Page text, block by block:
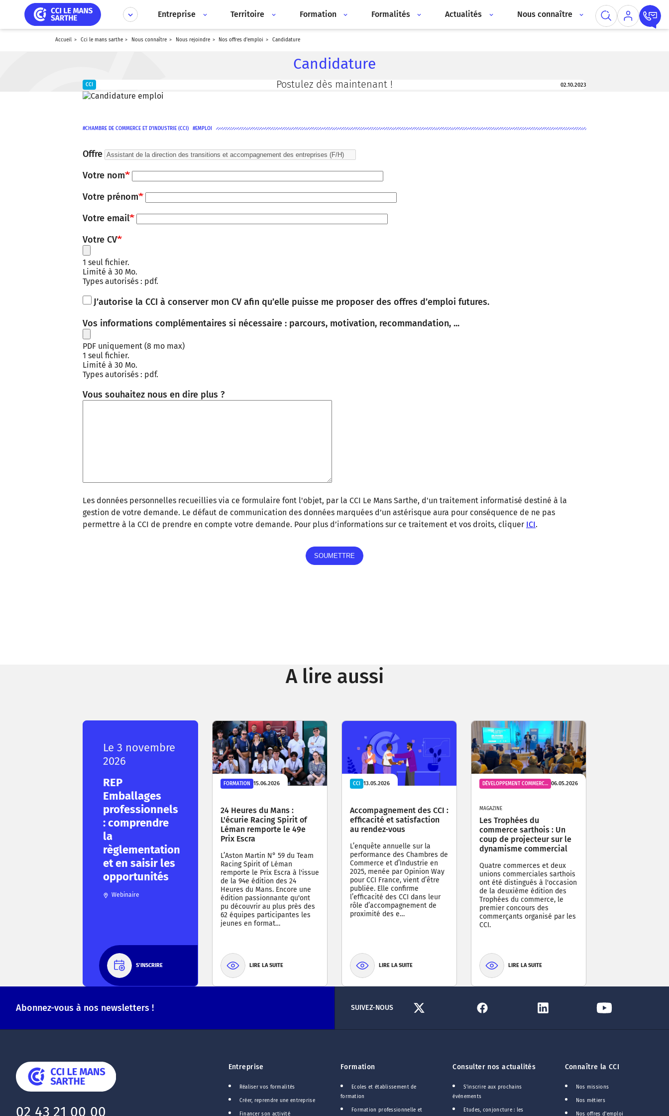
contenu
principal
Entreprise Territoire Formation Formalités Actualités Nous connaître
accueil cci le mans sarthe nous connaître nous rejoindre nos offres d'emploi candidature
Candidature
Postulez dès maintenant !
CCI 02.10.2023
CHAMBRE DE COMMERCE ET D'INDUSTRIE (CCI) EMPLOI
Offre
Votre nom
Votre prénom
Votre email
Votre CV
1 seul fichier.
Limité à 30 Mo.
Types autorisés : pdf.
J’autorise la CCI à conserver mon CV afin qu’elle puisse me proposer des offres d’emploi futures.
Vos informations complémentaires si nécessaire : parcours, motivation, recommandation, ...
PDF uniquement (8 mo max)
1 seul fichier.
Limité à 30 Mo.
Types autorisés : pdf.
Vous souhaitez nous en dire plus ?
Les données personnelles recueillies via ce formulaire font l'objet, par la CCI Le Mans Sarthe, d'un traitement informatisé destiné à la
gestion de votre demande. Le défaut de communication des données marquées d’un astérisque aura pour conséquence de ne pas
permettre à la CCI de prendre en compte votre demande. Pour plus d’informations sur ce traitement et vos droits, cliquer ICI.
A lire aussi
Le 3 novembre
2026
REP
Emballages
professionnels
: comprendre
la
règlementation
et en saisir les
opportunités
Webinaire
S'INSCRIRE
FORMATION 15.06.2026
24 Heures du Mans :
L'écurie Racing Spirit of
Léman remporte le 49e
Prix Escra
L’Aston Martin N° 59 du Team
Racing Spirit of Léman
remporte le Prix Escra à l'issue
de la 94e édition des 24
Heures du Mans. Encore une
édition passionnante qu'ont
pu découvrir au plus près des
62 équipes participantes les
jeunes en format…
LIRE LA SUITE
CCI 13.05.2026
Accompagnement des CCI :
efficacité et satisfaction
au rendez-vous
L’enquête annuelle sur la
performance des Chambres de
Commerce et d’Industrie en
2025, menée par Opinion Way
pour CCI France, vient d’être
publiée. Elle confirme
l’efficacité des CCI dans leur
rôle d’accompagnement de
proximité des e…
LIRE LA SUITE
DÉVELOPPEMENT COMMERCIAL 06.05.2026
MAGAZINE
Les Trophées du
commerce sarthois : Un
coup de projecteur sur le
dynamisme commercial
Quatre commerces et deux
unions commerciales sarthois
ont été distingués à l'occasion
de la deuxième édition des
Trophées du commerce, le
premier concours des
commerçants organisé par les
CCI.
LIRE LA SUITE
Abonnez-vous à nos newsletters ! SUIVEZ-NOUS
02 43 21 00 00
Entreprise
Réaliser vos formalités
Créer, reprendre une entreprise
Financer son activité
Formation
Ecoles et établissement de
formation
Formation professionnelle et
Consulter nos actualités
S'inscrire aux prochains
événements
Etudes, conjoncture : les
Connaître la CCI
Nos missions
Nos métiers
Nos offres d'emploi
Panneau de gestion des cookies